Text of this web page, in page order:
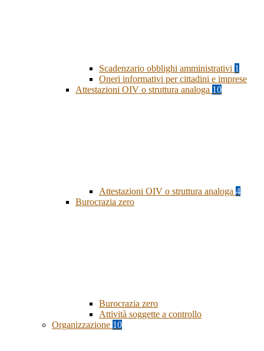
Scadenzario obblighi amministrativi 1
Oneri informativi per cittadini e imprese
Attestazioni OIV o struttura analoga 10
Attestazioni OIV o struttura analoga 4
Burocrazia zero
Burocrazia zero
Attività soggette a controllo
Organizzazione 10